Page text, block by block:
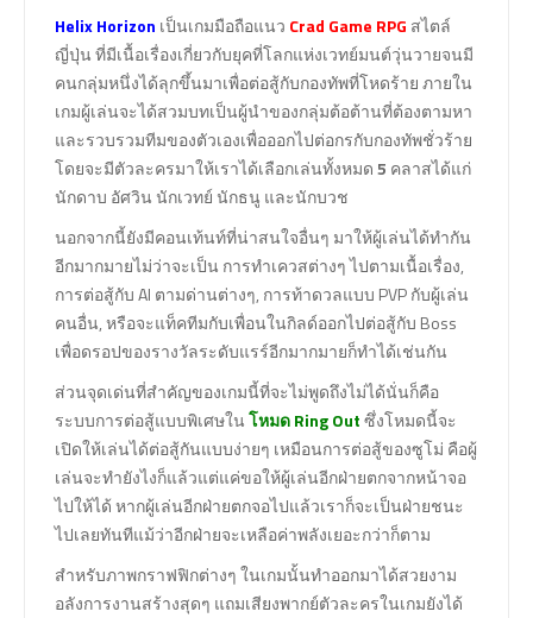
Helix Horizon เป็นเกมมือถือแนว Crad Game RPG สไตล์
ญี่ปุ่น ที่มีเนื้อเรื่องเกี่ยวกับยุคที่โลกแห่งเวทย์มนต์วุ่นวายจนมี
คนกลุ่มหนึ่งได้ลุกขึ้นมาเพื่อต่อสู้กับกองทัพที่โหดร้าย ภายใน
เกมผู้เล่นจะได้สวมบทเป็นผู้นำของกลุ่มต้อต้านที่ต้องตามหา
และรวบรวมทีมของตัวเองเพื่อออกไปต่อกรกับกองทัพชั่วร้าย
โดยจะมีตัวละครมาให้เราได้เลือกเล่นทั้งหมด5 คลาสได้แก่
นักดาบ อัศวิน นักเวทย์ นักธนู และนักบวช
นอกจากนี้ยังมีคอนเท้นท์ที่น่าสนใจอื่นๆ มาให้ผู้เล่นได้ทำกัน
อีกมากมายไม่ว่าจะเป็น การทำเควสต่างๆ ไปตามเนื้อเรื่อง,
การต่อสู้กับ AI ตามด่านต่างๆ, การท้าดวลแบบ PVP กับผู้เล่น
คนอื่น, หรือจะแท็คทีมกับเพื่อนในกิลด์ออกไปต่อสู้กับ Boss
เพื่อดรอปของรางวัลระดับแรร์อีกมากมายก็ทำได้เช่นกัน
ส่วนจุดเด่นที่สำคัญของเกมนี้ที่จะไม่พูดถึงไม่ได้นั่นก็คือ
ระบบการต่อสู้แบบพิเศษในโหมด Ring Outซึ่งโหมดนี้จะ
เปิดให้เล่นได้ต่อสู้กันแบบง่ายๆ เหมือนการต่อสู้ของซูโม่ คือผู้
เล่นจะทำยังไงก็แล้วแต่แค่ขอให้ผู้เล่นอีกฝ่ายตกจากหน้าจอ
ไปให้ได้ หากผู้เล่นอีกฝ่ายตกจอไปแล้วเราก็จะเป็นฝ่ายชนะ
ไปเลยทันทีแม้ว่าอีกฝ่ายจะเหลือค่าพลังเยอะกว่าก็ตาม
สำหรับภาพกราฟฟิกต่างๆ ในเกมนั้นทำออกมาได้สวยงาม
อลังการงานสร้างสุดๆ แถมเสียงพากย์ตัวละครในเกมยังได้